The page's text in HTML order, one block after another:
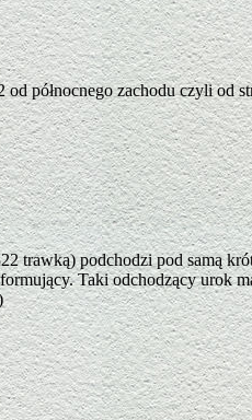
od północnego zachodu czyli od
trawką) podchodzi pod samą
Taki odchodzący urok